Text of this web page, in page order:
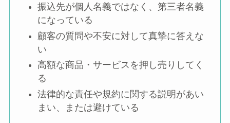
振込先が個人名義ではなく、第三者名義
になっている
顧客の質問や不安に対して真摯に答えな
い
高額な商品・サービスを押し売りしてく
る
法律的な責任や規約に関する説明があい
まい、または避けている